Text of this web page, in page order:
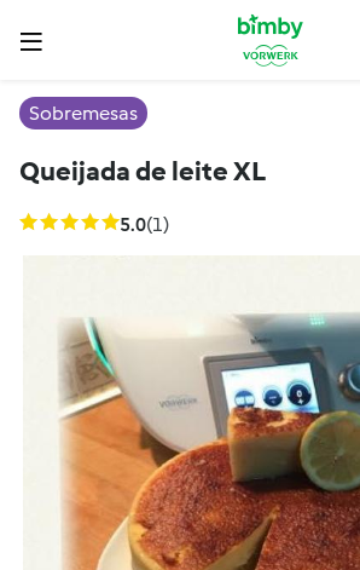
Sobremesas
Queijada de leite XL
5.0(1)